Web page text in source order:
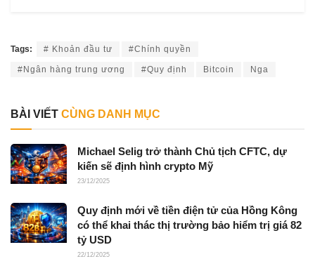
Tags: # Khoản đầu tư #Chính quyền
#Ngân hàng trung ương #Quy định Bitcoin Nga
BÀI VIẾT CÙNG DANH MỤC
Michael Selig trở thành Chủ tịch CFTC, dự
kiến sẽ định hình crypto Mỹ
23/12/2025
Quy định mới về tiền điện tử của Hồng Kông
có thể khai thác thị trường bảo hiểm trị giá 82
tỷ USD
22/12/2025